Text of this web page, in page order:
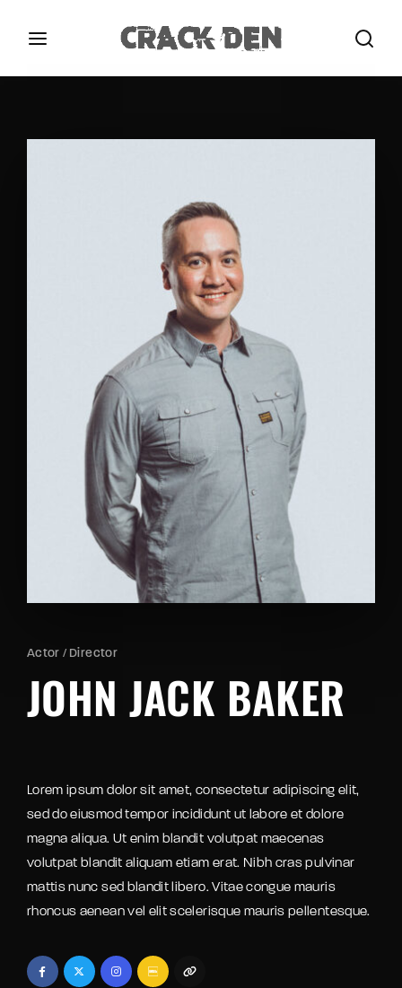
Actor Director
JOHN JACK BAKER
Lorem ipsum dolor sit amet, consectetur adipiscing elit,
sed do eiusmod tempor incididunt ut labore et dolore
magna aliqua. Ut enim blandit volutpat maecenas
volutpat blandit aliquam etiam erat. Nibh cras pulvinar
mattis nunc sed blandit libero. Vitae congue mauris
rhoncus aenean vel elit scelerisque mauris pellentesque.
Press Enter / Return to begin your search or hit
SIGN IN
Remember Me
Retrieve your login username and password from
the welcome lobby, in-world.